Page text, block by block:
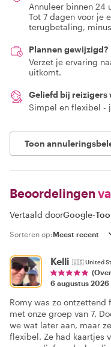
Annuleer binnen 24
Tot 7 dagen voor je
terugbetaling,
Plannen gewijzigd?
Verzet je ervaring
uitkomt.
Geliefd bij reizigers
Simpel en flexibel -
Toon
Beoordelingen
Vertaald doorGoogle-
Sorteren op:
Kelli 🇺🇸United
6 augustus 2026
Romy was zo
met onze groep van 7.
we wat later aan, maar
flexibel. Ze had kaartjes